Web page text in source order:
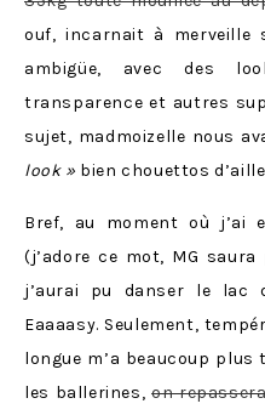
ouf, incarnait à merveille
ambigüe, avec des
transparence et autres
sujet, madmoizelle nous
look » bien chouettos
Bref, au moment où j’ai
(j’adore ce mot, MG
j’aurai pu danser le lac
Eaaaasy. Seulement,
longue m’a beaucoup
les ballerines,on